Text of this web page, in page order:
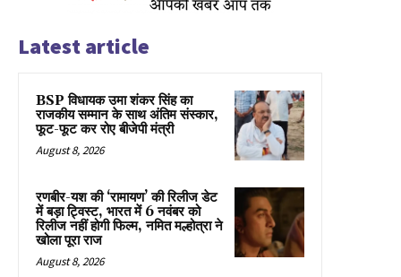
Latest article
BSP विधायक उमा शंकर सिंह का
राजकीय सम्मान के साथ अंतिम संस्कार,
फूट-फूट कर रोए बीजेपी मंत्री
August 8, 2026
रणबीर-यश की ‘रामायण’ की रिलीज डेट
में बड़ा ट्विस्ट, भारत में 6 नवंबर को
रिलीज नहीं होगी फिल्म, नमित मल्होत्रा ने
खोला पूरा राज
August 8, 2026